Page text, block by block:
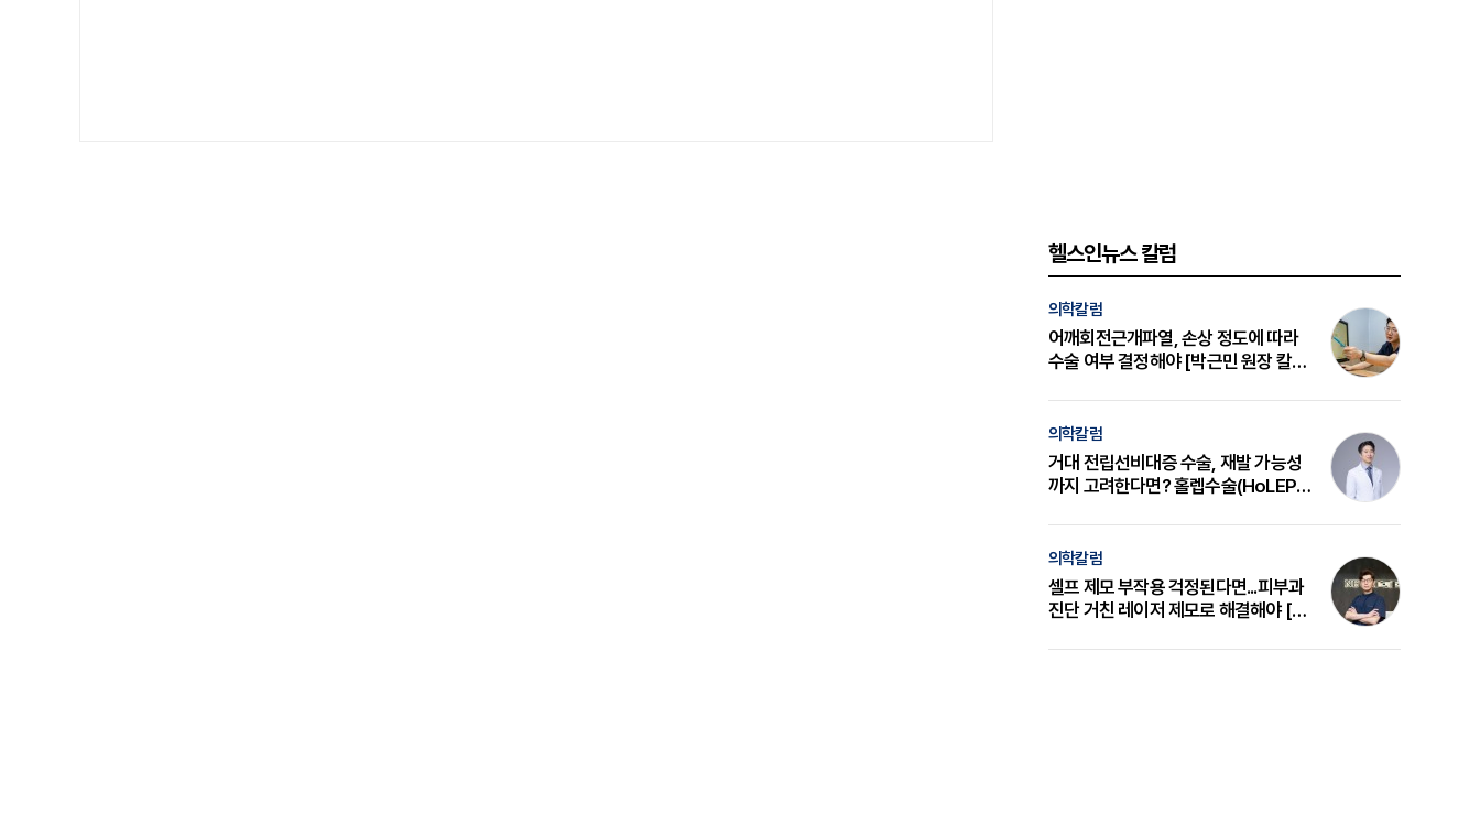
헬스인뉴스 칼럼
의학칼럼
어깨회전근개파열, 손상 정도에 따라
수술 여부 결정해야 [박근민 원장 칼
의학칼럼
거대 전립선비대증 수술, 재발 가능성
까지 고려한다면? 홀렙수술(HoLEP)
의학칼럼
셀프 제모 부작용 걱정된다면...피부과
진단 거친 레이저 제모로 해결해야 [변